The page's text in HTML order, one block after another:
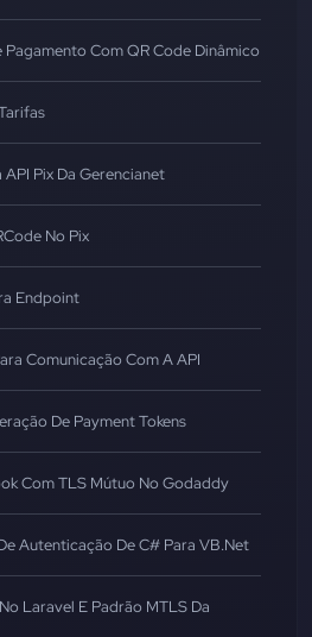
Pagamento Com QR Code Dinâmico
Pix Da Gerencianet
No Pix
Endpoint
Comunicação Com A API
De Payment Tokens
Com TLS Mútuo No Godaddy
Autenticação De C# Para VB.Net
Laravel E Padrão MTLS Da